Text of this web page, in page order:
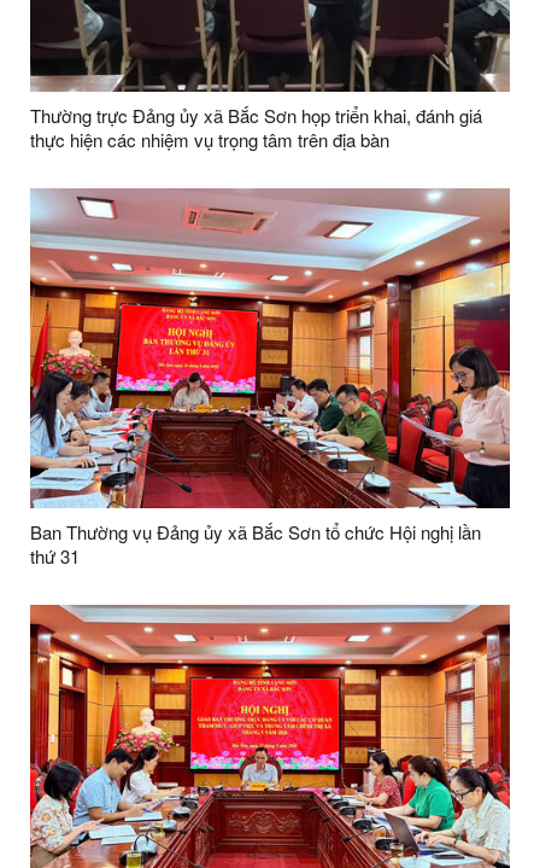
Thường trực Đảng ủy xã Bắc Sơn họp triển khai, đánh giá
thực hiện các nhiệm vụ trọng tâm trên địa bàn
Ban Thường vụ Đảng ủy xã Bắc Sơn tổ chức Hội nghị lần
thứ 31